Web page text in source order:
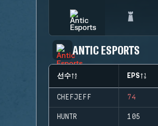
ANTIC ESPORTS
선수 EPS
CHEFJEFF 74
HUNTR 105